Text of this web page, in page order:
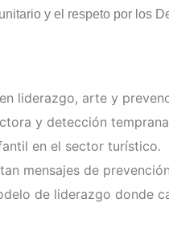
y el respeto por los
liderazgo, arte y
y detección
en el sector turístico.
mensajes de
de liderazgo donde